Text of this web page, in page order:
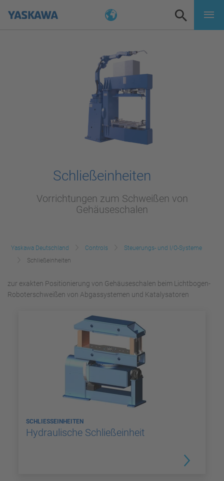
Schließeinheiten
Vorrichtungen zum Schweißen von
Gehäuseschalen
Yaskawa Deutschland Controls
Steuerungs- und I/O-Systeme
Schließeinheiten
zur exakten Positionierung von Gehäuseschalen beim Lichtbogen-
Roboterschweißen von Abgassystemen und Katalysatoren
SCHLIESSEINHEITEN
Hydraulische Schließeinheit